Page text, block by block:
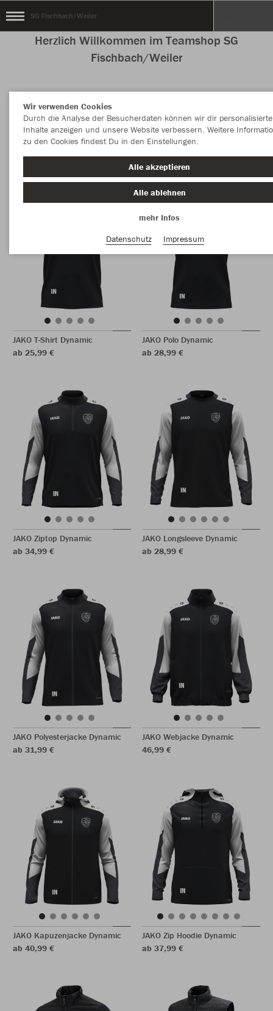
SG Fischbach/Weiler
Herzlich Willkommen im Teamshop SG
Fischbach/Weiler
Nachhaltig Farbe
JAKO T-Shirt Dynamic
ab 25,99 €
JAKO Polo Dynamic
ab 28,99 €
JAKO Ziptop Dynamic
ab 34,99 €
JAKO Longsleeve Dynamic
ab 28,99 €
JAKO Polyesterjacke Dynamic
ab 31,99 €
JAKO Webjacke Dynamic
46,99 €
JAKO Kapuzenjacke Dynamic
ab 40,99 €
JAKO Zip Hoodie Dynamic
ab 37,99 €
Wir verwenden Cookies
Durch die Analyse der Besucherdaten können wir dir personalisierte
Inhalte anzeigen und unsere Website verbessern. Weitere
zu den Cookies findest Du in den Einstellungen.
Alle akzeptieren
Alle ablehnen
mehr Infos
Datenschutz
Impressum